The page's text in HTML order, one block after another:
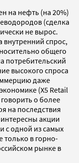
на нефть (на 20%)
(сделка
не вырос.
спрос,
общего
потребительский
высокого спроса
даже
(X5 Retail
о более
на последствия
акции
с одной из самых
только в горно-
рынке в